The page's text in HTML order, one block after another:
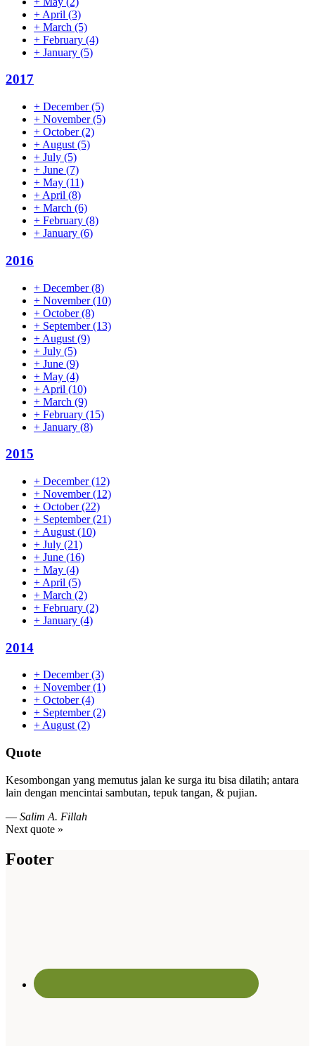
+ April (3)
+ March (5)
+ February (4)
+ January (5)
2017
+ December(5)
+ November(5)
+ October(2)
+ August (5)
+ July (5)
+ June (7)
+ May (11)
+ April (8)
+ March (6)
+ February (8)
+ January (6)
2016
+ December(8)
+ November(10)
+ October(8)
+ September(13)
+ August (9)
+ July (5)
+ June (9)
+ May (4)
+ April (10)
+ March (9)
+ February (15)
+ January (8)
2015
+ December(12)
+ November(12)
+ October(22)
+ September(21)
+ August (10)
+ July (21)
+ June (16)
+ May (4)
+ April (5)
+ March (2)
+ February (2)
+ January (4)
2014
+ December(3)
+ November(1)
+ October(4)
+ September(2)
+August(2)
Quote
Kesombongan yang memutus jalan ke surga itu bisa dilatih; antara
lain dengan mencintai sambutan, tepuk tangan, & pujian.
— Salim A. Fillah
Next quote »
Footer